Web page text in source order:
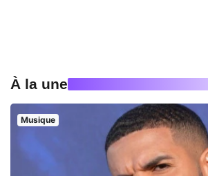
À la une
Musique